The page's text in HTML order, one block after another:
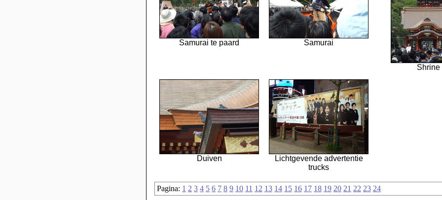
Samurai te paard Samurai
Shrine
Duiven
Lichtgevende advertentie
trucks
Pagina: 1 2 3 4 5 6 7 8 9 10 11 12 13 14 15 16 17 18 19 20 21 22 23 24